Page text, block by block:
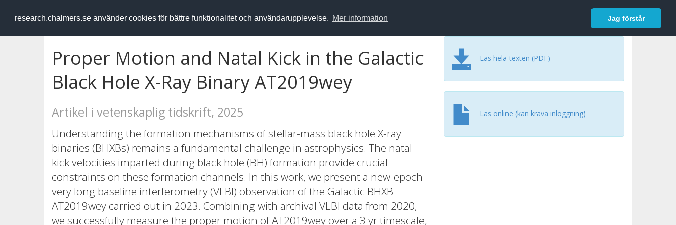
research.chalmers.se använder cookies för bättre funktionalitet och användarupplevelse. Mer information Jag förstår
RESEARCH.chalmers.se Logga in
Proper Motion and Natal Kick in the Galactic
Black Hole X-Ray Binary AT2019wey
Artikel i vetenskaplig tidskrift, 2025
Understanding the formation mechanisms of stellar-mass black hole X-ray
binaries (BHXBs) remains a fundamental challenge in astrophysics. The natal
kick velocities imparted during black hole (BH) formation provide crucial
constraints on these formation channels. In this work, we present a new-epoch
very long baseline interferometry (VLBI) observation of the Galactic BHXB
AT2019wey carried out in 2023. Combining with archival VLBI data from 2020,
we successfully measure the proper motion of AT2019wey over a 3 yr timescale,
Läs hela texten (PDF)
Läs online (kan kräva inloggning)